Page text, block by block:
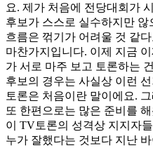
요. 제가 처음에 전당대회가
후보가 스스로 실수하지만 않
흐름은 꺾기가 어려울 것 같
마찬가지입니다. 이제 지금
가 서로 마주 보고 토론하는
후보의 경우는 사실상 이런
토론은 처음이란 말이에요.
또 한편으로는 많은 준비를
이 TV토론의 성격상 지지자
누가 잘했다는 것보다 지난